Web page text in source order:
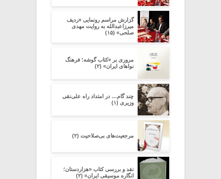
گزارش مراسم رونمایی «ردیف
میرزاعبدالله به روایت مهدی
صلحی» (۱۵)
مروری بر «کتاب گوشه؛ فرهنگ
نواهای ایران» (۲)
چند گام… در امتداد راه علی‌نقی
وزیری (۱)
مرجعیت‌های بی‌صلاحیت (۲)
نقد و بررسی کتاب «هزاردستان؛
انگاره موسیقی ایران» (۲)